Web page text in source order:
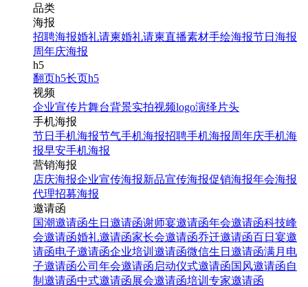
品类
海报
招聘海报婚礼请柬婚礼请柬直播素材手绘海报节日海报
周年庆海报
h5
翻页h5长页h5
视频
企业宣传片舞台背景实拍视频logo演绎 片头
手机海报
节日手机海报节气手机海报招聘手机海报周年庆手机海
报早安手机海报
营销海报
店庆海报企业宣传海报新品宣传海报促销海报年会海报
代理招募海报
邀请函
国潮邀请函生日邀请函谢师宴邀请函年会邀请函科技峰
会邀请函婚礼邀请函家长会邀请函乔迁邀请函百日宴邀
请函电子邀请函企业培训邀请函微信生日邀请函满月电
子邀请函公司年会邀请函 启动仪式邀请函国风邀请函自
制邀请函中式邀请函展会邀请函培训专家邀请函